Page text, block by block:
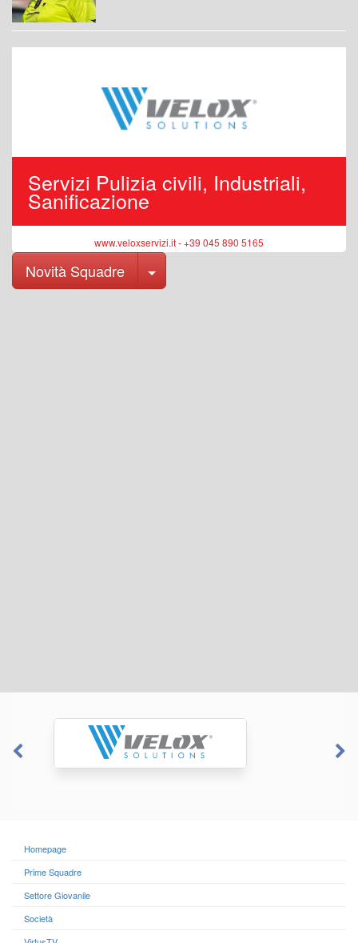
Servizi Pulizia civili, Industriali,
Sanificazione
www.veloxservizi.it - +39 045 890 5165
Novità Squadre Toggle Dropdown
Homepage
Prime Squadre
Settore Giovanile
Società